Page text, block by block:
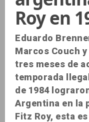
Roy en
Eduardo
Marcos Couch
tres meses de
temporada
de 1984
Argentina en la
Fitz Roy, esta